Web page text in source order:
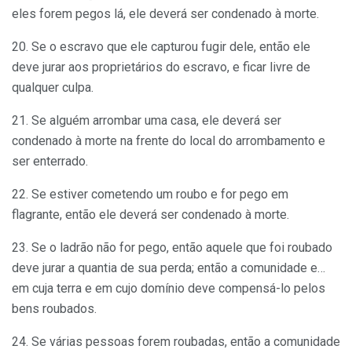
eles forem pegos lá, ele deverá ser condenado à morte.
20. Se o escravo que ele capturou fugir dele, então ele
deve jurar aos proprietários do escravo, e ficar livre de
qualquer culpa.
21. Se alguém arrombar uma casa, ele deverá ser
condenado à morte na frente do local do arrombamento e
ser enterrado.
22. Se estiver cometendo um roubo e for pego em
flagrante, então ele deverá ser condenado à morte.
23. Se o ladrão não for pego, então aquele que foi roubado
deve jurar a quantia de sua perda; então a comunidade e…
em cuja terra e em cujo domínio deve compensá-lo pelos
bens roubados.
24. Se várias pessoas forem roubadas, então a comunidade